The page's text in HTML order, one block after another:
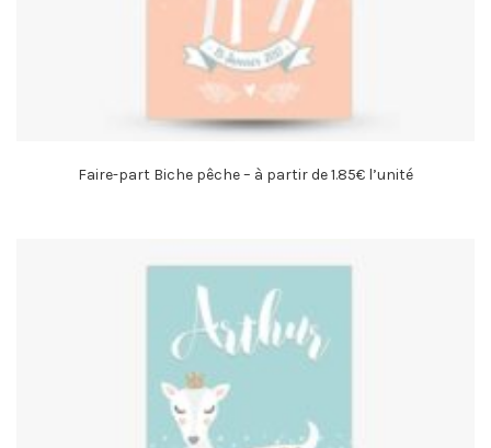
Faire-part Biche pêche – à partir de 1.85€ l’unité